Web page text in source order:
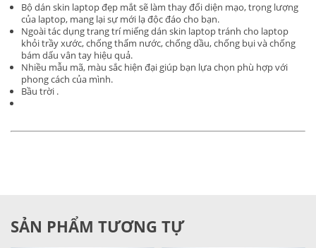
Bộ dán skin laptop đẹp mắt sẽ làm thay đổi diện mạo, trọng lượng
của laptop, mang lại sự mới lạ độc đáo cho bạn.
Ngoài tác dụng trang trí miếng dán skin laptop tránh cho laptop
khỏi trầy xước, chống thấm nước, chống dầu, chống bụi và chống
bám dấu vân tay hiệu quả.
Nhiều mẫu mã, màu sắc hiện đại giúp bạn lựa chọn phù hợp với
phong cách của mình.
Bầu trời .
SẢN PHẨM TƯƠNG TỰ